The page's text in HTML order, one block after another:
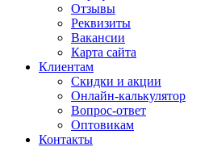
Отзывы
Реквизиты
Вакансии
Карта сайта
Клиентам
Скидки и акции
Онлайн-калькулятор
Вопрос-ответ
Оптовикам
Контакты